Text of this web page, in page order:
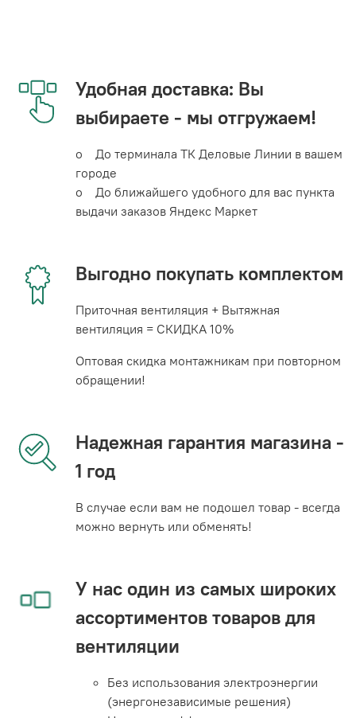
Удобная доставка: Вы
выбираете - мы отгружаем!
o До терминала ТК Деловые Линии в вашем
городе
o До ближайшего удобного для вас пункта
выдачи заказов Яндекс Маркет
Выгодно покупать комплектом
Приточная вентиляция + Вытяжная
вентиляция = СКИДКА 10%
Оптовая скидка монтажникам при повторном
обращении!
Надежная гарантия магазина -
1 год
В случае если вам не подошел товар - всегда
можно вернуть или обменять!
У нас один из самых широких
ассортиментов товаров для
вентиляции
Без использования электроэнергии
(энергонезависимые решения)